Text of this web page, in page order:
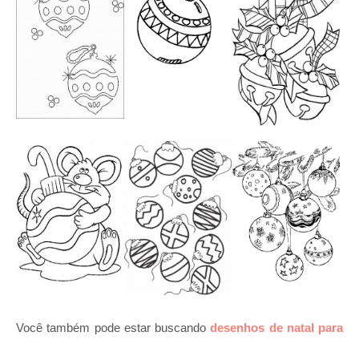
Você também pode estar buscandodesenhos de natal para